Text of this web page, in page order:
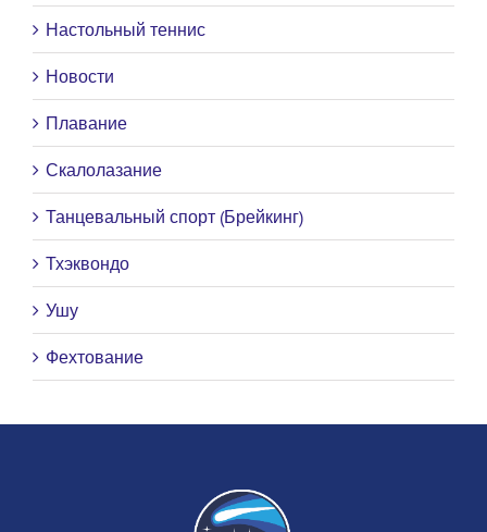
Настольный теннис
Новости
Плавание
Скалолазание
Танцевальный спорт (Брейкинг)
Тхэквондо
Ушу
Фехтование